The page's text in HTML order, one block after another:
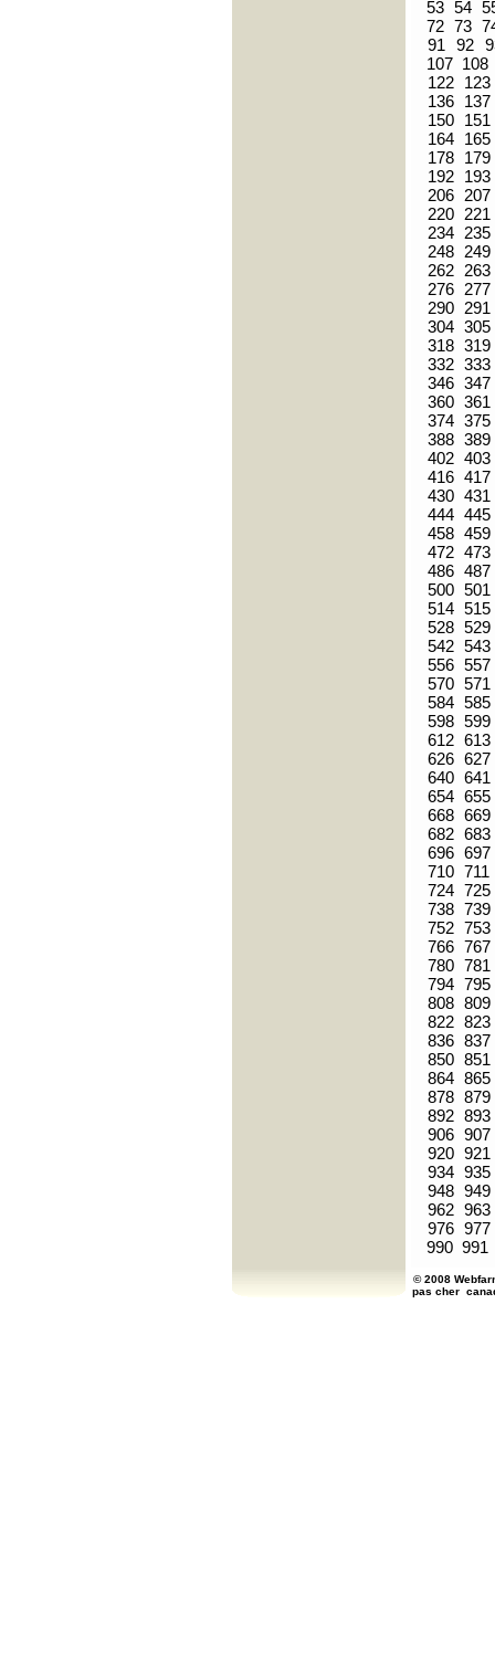
53 54
72 73
91
92
107 108
122
123
136
137
150
151
164
165
178
179
192
193
206 207
220
221
234
235
248
249
262
263
276
277
290
291
304 305
318 319
332 333
346 347
360 361
374 375
388 389
402 403
416 417
430 431
444 445
458 459
472 473
486 487
500 501
514 515
528 529
542 543
556 557
570 571
584 585
598 599
612 613
626 627
640 641
654 655
668 669
682 683
696 697
710 711
724 725
738 739
752 753
766 767
780 781
794 795
808 809
822 823
836 837
850 851
864 865
878 879
892 893
906 907
920 921
934 935
948 949
962 963
976 977
990 991
© 2008
pas cher